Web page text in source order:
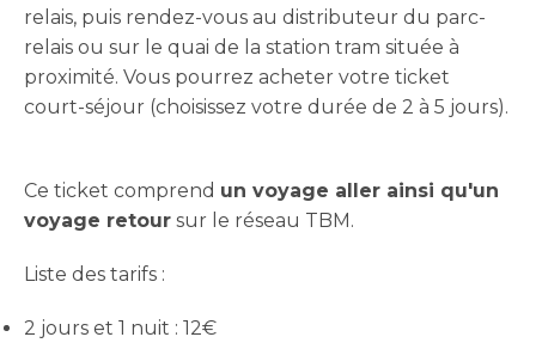
relais, puis rendez-vous au distributeur du parc-
relais ou sur le quai de la station tram située à
proximité. Vous pourrez acheter votre ticket
court-séjour (choisissez votre durée de 2 à 5 jours).
Ce ticket comprend un voyage aller ainsi qu'un
voyage retour sur le réseau TBM.
Liste des tarifs :
2 jours et 1 nuit : 12€